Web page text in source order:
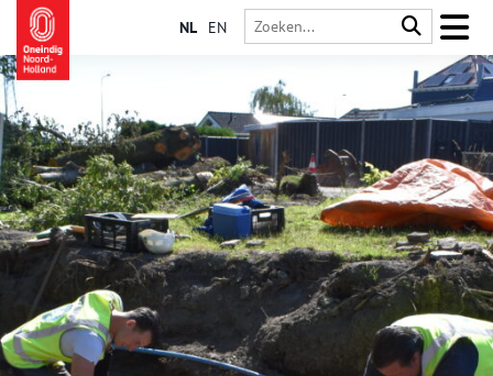
NL EN